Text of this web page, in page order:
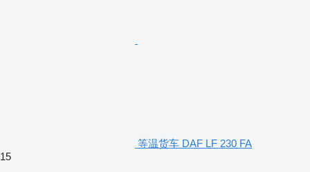
等温货车 DAF LF 230 FA
15